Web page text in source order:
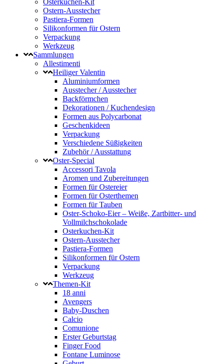
Osterkuchen-Kit
Ostern-Ausstecher
Pastiera-Formen
Silikonformen für Ostern
Verpackung
Werkzeug
Sammlungen
Allestimenti
Heiliger Valentin
Aluminiumformen
Ausstecher / Ausstecher
Backförmchen
Dekorationen / Kuchendesign
Formen aus Polycarbonat
Geschenkideen
Verpackung
Verschiedene Süßigkeiten
Zubehör / Ausstattung
Oster-Special
Accessori Tavola
Aromen und Zubereitungen
Formen für Ostereier
Formen für Osterthemen
Formen für Tauben
Oster-Schoko-Eier – Weiße, Zartbitter- und
Vollmilchschokolade
Osterkuchen-Kit
Ostern-Ausstecher
Pastiera-Formen
Silikonformen für Ostern
Verpackung
Werkzeug
Themen-Kit
18 anni
Avengers
Baby-Duschen
Calcio
Comunione
Erster Geburtstag
Finger Food
Fontane Luminose